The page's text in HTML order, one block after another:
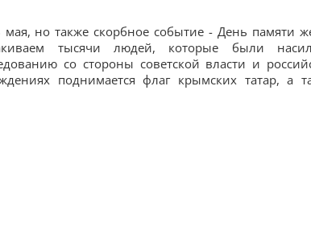
но также скорбное событие - День памяти
тысячи людей, которые были
со стороны советской власти и
поднимается флаг крымских татар, а